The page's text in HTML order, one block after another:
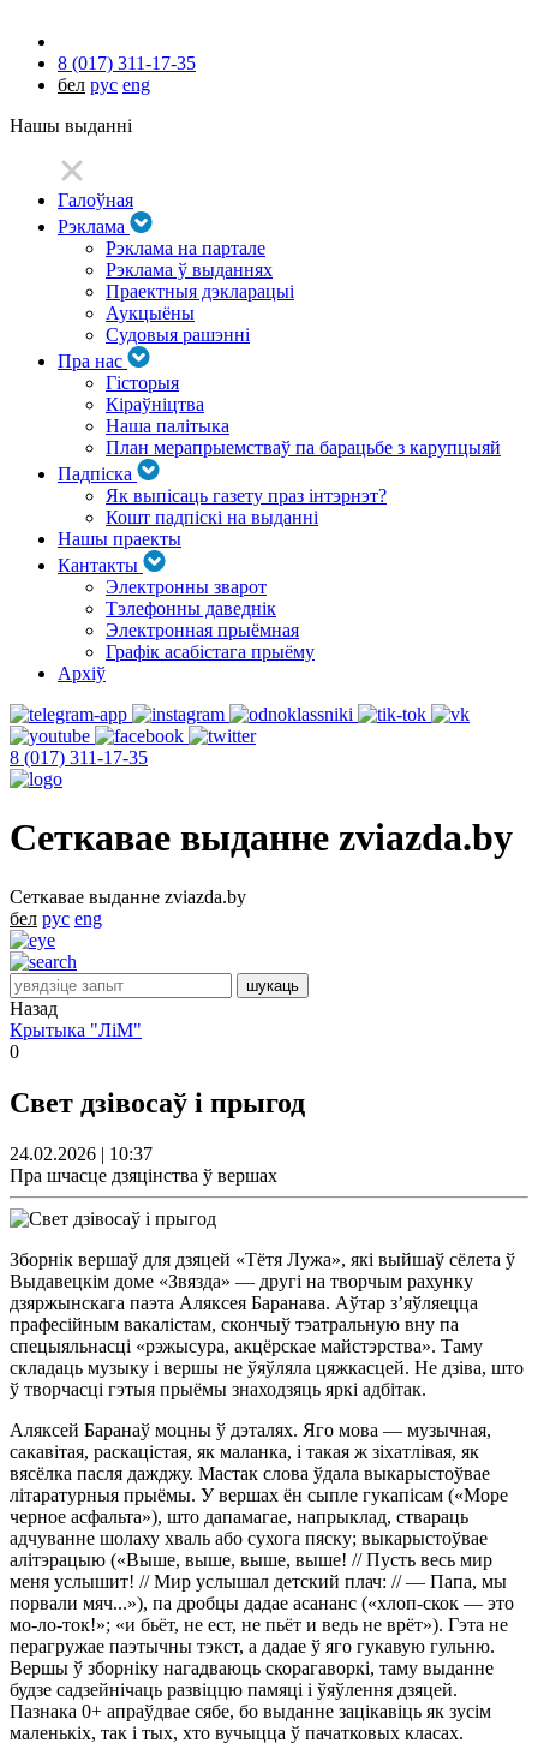
8 (017) 311-17-35
бел рус eng
Нашы выданні
Галоўная
Рэклама
Рэклама на партале
Рэклама ў выданнях
Праектныя дэкларацыі
Аукцыёны
Судовыя рашэнні
Пра нас
Гісторыя
Кіраўніцтва
Наша палітыка
План мерапрыемстваў па барацьбе з карупцыяй
Падпіска
Як выпісаць газету праз інтэрнэт?
Кошт падпіскі на выданні
Нашы праекты
Кантакты
Электронны зварот
Тэлефонны даведнік
Электронная прыёмная
Графік асабістага прыёму
Архіў
8 (017) 311-17-35
Сеткавае выданне zviazda.by
Сеткавае выданне zviazda.by
бел рус eng
Назад
Крытыка "ЛіМ"
0
Свет дзівосаў і прыгод
24.02.2026 | 10:37
Пра шчасце дзяцінства ў вершах
Зборнік вершаў для дзяцей «Тётя Лужа», які выйшаў сёлета ў
Выдавецкім доме «Звязда» — другі на творчым рахунку
дзяржынскага паэта Аляксея Баранава. Аўтар з’яўляецца
прафесійным вакалістам, скончыў тэатральную вну па
спецыяльнасці «рэжысура, акцёрскае майстэрства». Таму
складаць музыку і вершы не ўяўляла цяжкасцей. Не дзіва, што
ў творчасці гэтыя прыёмы знаходзяць яркі адбітак.
Аляксей Баранаў моцны ў дэталях. Яго мова — музычная,
сакавітая, раскацістая, як маланка, і такая ж зіхатлівая, як
вясёлка пасля дажджу. Мастак слова ўдала выкарыстоўвае
літаратурныя прыёмы. У вершах ён сыпле гукапісам («Море
черное асфальта»), што дапамагае, напрыклад, ствараць
адчуванне шолаху хваль або сухога пяску; выкарыстоўвае
алітэрацыю («Выше, выше, выше, выше! // Пусть весь мир
меня услышит! // Мир услышал детский плач: // — Папа, мы
порвали мяч...»), па дробцы дадае асананс («хлоп-скок — это
мо-ло-ток!»; «и бьёт, не ест, не пьёт и ведь не врёт»). Гэта не
перагружае паэтычны тэкст, а дадае ў яго гукавую гульню.
Вершы ў зборніку нагадваюць скорагаворкі, таму выданне
будзе садзейнічаць развіццю памяці і ўяўлення дзяцей.
Пазнака 0+ апраўдвае сябе, бо выданне зацікавіць як зусім
маленькіх, так і тых, хто вучыцца ў пачатковых класах.